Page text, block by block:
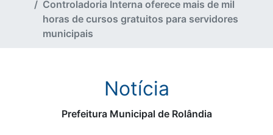
Controladoria Interna oferece mais de mil
horas de cursos gratuitos para servidores
municipais
Notícia
Prefeitura Municipal de Rolândia